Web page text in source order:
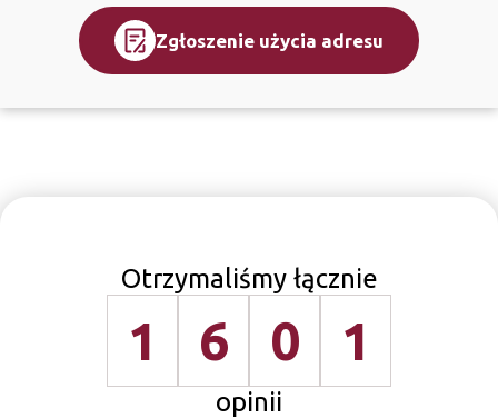
Zgłoszenie użycia adresu
Otrzymaliśmy łącznie
1 6 0 1
opinii